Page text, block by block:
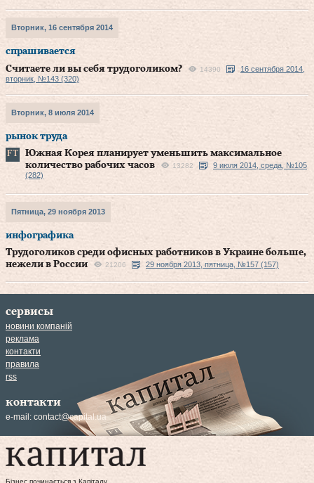
Вторник, 16 сентября 2014
спрашивается
Считаете ли вы себя трудоголиком?
14390
16 сентября 2014,
вторник, №143 (320)
Вторник, 8 июля 2014
рынок труда
Южная Корея планирует уменьшить максимальное
количество рабочих часов
13282
9 июля 2014, среда, №105
(282)
Пятница, 29 ноября 2013
инфографика
Трудоголиков среди офисных работников в Украине больше,
нежели в России
21206 29 ноября 2013, пятница, №157 (157)
сервисы
новини компаній
реклама
контакти
правила
rss
контакти
e-mail: contact@capital.ua
Бізнес починається з Капіталу